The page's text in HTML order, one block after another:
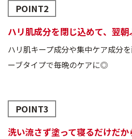
POINT2
ハリ肌成分を閉じ込めて、翌
ハリ肌キープ成分や集中ケア成分
ーブタイプで毎晩のケアに◎
POINT3
洗い流さず塗って寝るだけだ